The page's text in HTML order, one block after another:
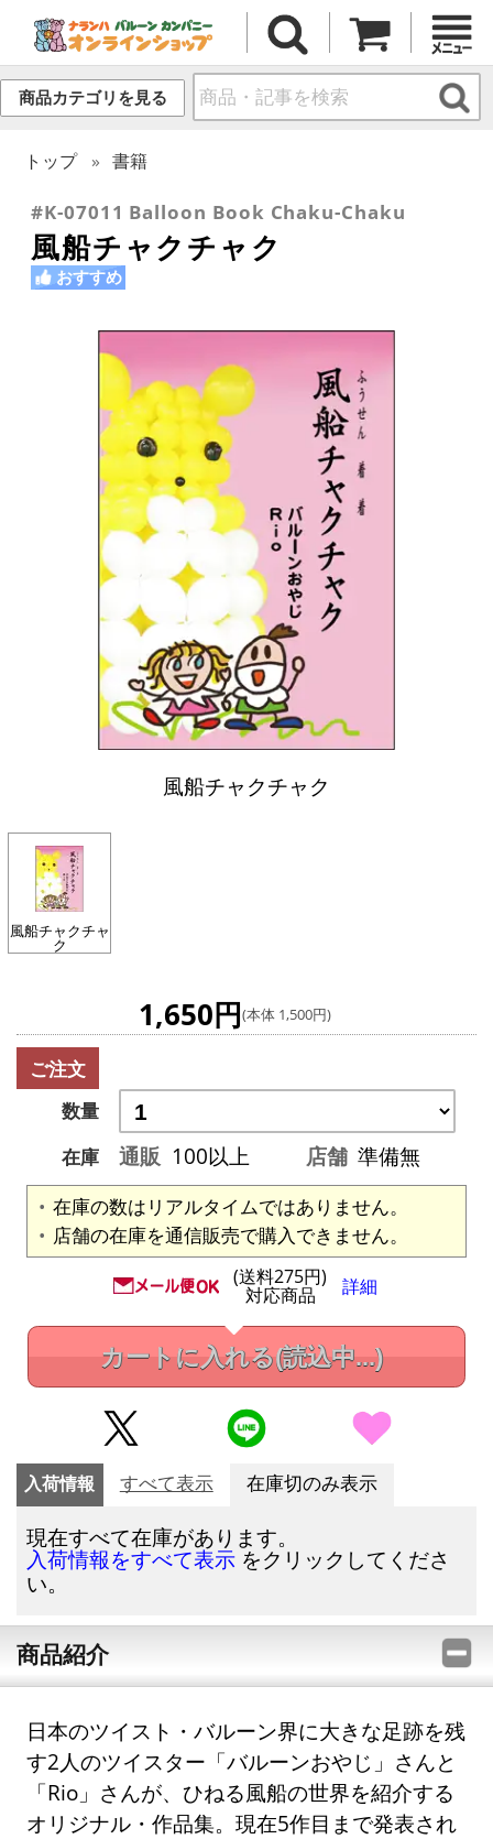
商品カテゴリを見る
トップ 書籍
#K-07011 Balloon Book Chaku-Chaku
風船チャクチャク
おすすめ
風船チャクチャク
風船チャクチャ
ク
1,650円(本体 1,500円)
ご注文
数量
在庫
通販 100以上 店舗 準備無
在庫の数はリアルタイムではありません。
店舗の在庫を通信販売で購入できません。
(送料275円)
対応商品 詳細
カートに入れる(読込中...)
入荷情報 すべて表示 在庫切のみ表示
現在すべて在庫があります。
入荷情報をすべて表示 をクリックしてくださ
い。
商品紹介
日本のツイスト・バルーン界に大きな足跡を残
す2人のツイスター「バルーンおやじ」さんと
「Rio」さんが、ひねる風船の世界を紹介する
オリジナル・作品集。現在5作目まで発表され